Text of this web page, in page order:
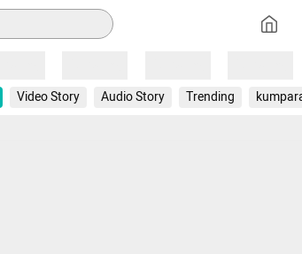
Video Story Audio Story Trending